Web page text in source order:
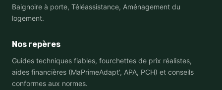
Baignoire à porte, Téléassistance, Aménagement du
logement.
Nos repères
Guides techniques fiables, fourchettes de prix réalistes,
aides financières (MaPrimeAdapt', APA, PCH) et conseils
conformes aux normes.